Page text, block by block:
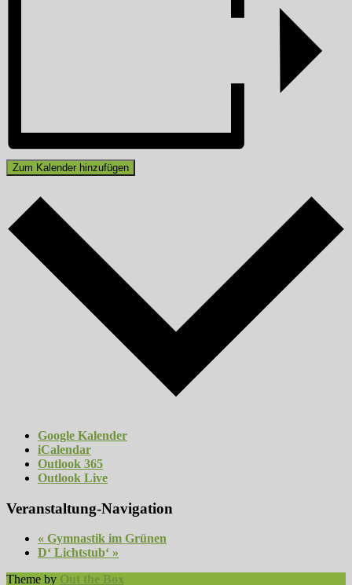
Zum Kalender hinzufügen
Google Kalender
iCalendar
Outlook 365
Outlook Live
Veranstaltung-Navigation
« Gymnastik im Grünen
D‘ Lichtstub‘ »
Theme by Out the Box